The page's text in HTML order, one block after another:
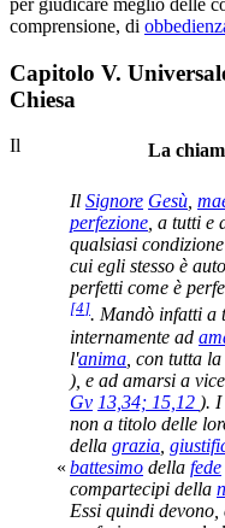
per giudicare meglio delle
comprensione, di
Capitolo V.
Chiesa
La
«
Il Signore Gesù,
perfezione, a tutti e
qualsiasi
cui egli stesso è
perfetti come è
[4]. Mandò infatti a
internamente ad
l'anima , con tutta la
), e ad amarsi a
Gv 13,34; 15,12 ). I
non a titolo delle
della grazia
battesimo della fede
compartecipi della
Essi quindi
Il